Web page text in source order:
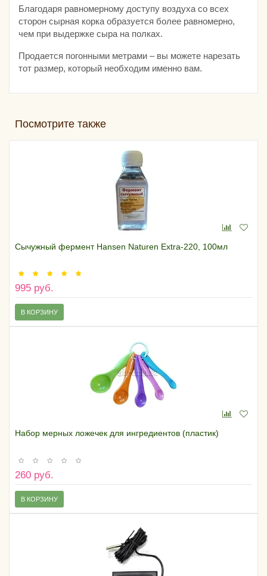
Благодаря равномерному доступу воздуха со всех
сторон сырная корка образуется более равномерно,
чем при выдержке сыра на полках.
Продается погонными метрами – вы можете нарезать
тот размер, который необходим именно вам.
Посмотрите также
Сычужный фермент Hansen Naturen Extra-220, 100мл
995 руб.
В КОРЗИНУ
Набор мерных ложечек для ингредиентов (пластик)
260 руб.
В КОРЗИНУ